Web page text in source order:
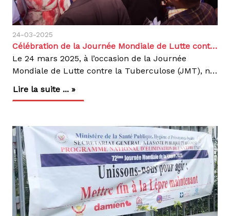
24-03-2025
Célébration de la Journée Mondiale de Lutte contre la Tuberculose 2025
Le 24 mars 2025, à l’occasion de la Journée
Mondiale de Lutte contre la Tuberculose (JMT), nous avons réaffirmé notre engagement pour mettre fin à cette maladie en République Démocratique du Congo (RDC). Placée sous le thème « Oui ! Nous pouvons mettre fin à la tuberculose : nous engager, investir et agir concrètement », cette journée a été l’occasion de rappeler l’urgence d’une action collective pour sauver des vies et lutter contre ce fléau.De nombreuses autorités sanitaires, partenaires et acteurs de la société civile étaient présent afin de :Réaffirmer les engagements des acteurs clés dans la lutte contre la tuberculose. Présenter le bilan des avancées en matière de diagnostic et de traitement. Lancer un appel à une mobilisation renforcée pour atteindre les objectifs mondiaux d’élimination de la tuberculose.Cette dernière demeure une cause majeure de mortalité évitable en RDC. Le pays fait parti des 30 nations les plus touchées au monde, avec des milliers de nouveaux cas chaque année, dont certains développent des formes multi-résistantes. Face à cette situation, nous poursuivons notre engagement à long terme pour un accès équitable aux soins.Nos Initiatives pour lutter contre la Tuberculose en RDCRenforcement des Capacités SanitairesNous soutenons activement 9 provinces de la RDC grâce à un réseau de structures médicales étatiques, régies par le Programme national de lutte contre la tuberculose facilitant ainsi l’accès rapide au dépistage et aux soins. À Kinshasa, notre Centre d’Excellence Damien (CEDA) est une référence pour la prise en charge de la tuberculose multi-résistante (TB-MR).Sensibilisation et engagement communautaireAux côtés de partenaires tels que le Club des Amis Damien, ARTUR et RIAPED, nous organisons des campagnes de sensibilisation et de dépistage communautaire.L’objectif : informer la population sur les symptômes de la tuberculose et encourager un recours rapide au traitement.Innovation et recherche médicaleNous contribuons à l’amélioration des outils de diagnostic rapide et soutenons la recherche pour des traitements plus efficaces et mieux adaptés aux réalités locales. L’élimination de la tuberculose nécessite l’implication de tous : autorités sanitaires, organisations internationales, personnels médicaux mais aussi chaque citoyen.Nous appelons chacun à :Se faire dépister en cas de symptômes.Sensibiliser son entourage sur l’importance du diagnostic précoce et du suivi du traitement.Soutenir les initiatives et organisations engagées dans la lutte contre la tuberculose.Un monde sans tuberculose est possible.Agissons dès maintenant !Agir, c’est contagieux !
Lire la suite ... »